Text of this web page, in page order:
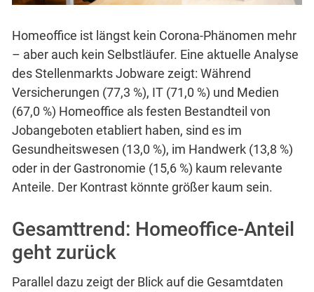
Homeoffice ist längst kein Corona-Phänomen mehr
– aber auch kein Selbstläufer. Eine aktuelle Analyse
des Stellenmarkts Jobware zeigt: Während
Versicherungen (77,3 %), IT (71,0 %) und Medien
(67,0 %) Homeoffice als festen Bestandteil von
Jobangeboten etabliert haben, sind es im
Gesundheitswesen (13,0 %), im Handwerk (13,8 %)
oder in der Gastronomie (15,6 %) kaum relevante
Anteile. Der Kontrast könnte größer kaum sein.
Gesamttrend: Homeoffice-Anteil
geht zurück
Parallel dazu zeigt der Blick auf die Gesamtdaten